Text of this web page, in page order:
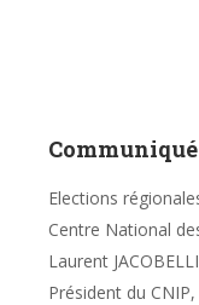
Communiqué
Elections
Centre National
Laurent
Président du